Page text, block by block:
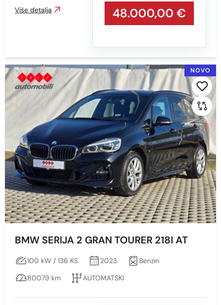
48.000,00 €
Više detalja
NOVO
BMW SERIJA 2 GRAN TOURER 218I AT
100 kW / 136 KS 2023
Benzin
80079 km
AUTOMATSKI